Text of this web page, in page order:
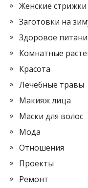
Женские стрижки
Заготовки на
Здоровое
Комнатные
Красота
Лечебные травы
Макияж лица
Маски для волос
Мода
Отношения
Проекты
Ремонт